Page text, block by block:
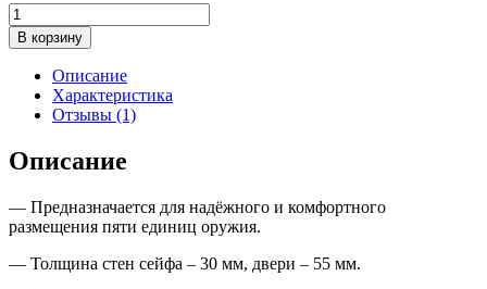
Количество
товара
Сейф
оружейный
VALBERG
ИРБИС
EL
В корзину
Описание
Характеристика
Отзывы (1)
Описание
— Предназначается для надёжного и комфортного
размещения пяти единиц оружия.
— Толщина стен сейфа – 30 мм, двери – 55 мм.